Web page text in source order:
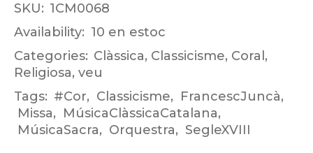
SKU: 1CM0068
Availability: 10 en estoc
Categories: Clàssica, Classicisme, Coral ,
Religiosa, veu
Tags: #Cor, Classicisme, FrancescJuncà,
Missa, MúsicaClàssicaCatalana,
MúsicaSacra, Orquestra, SegleXVIII